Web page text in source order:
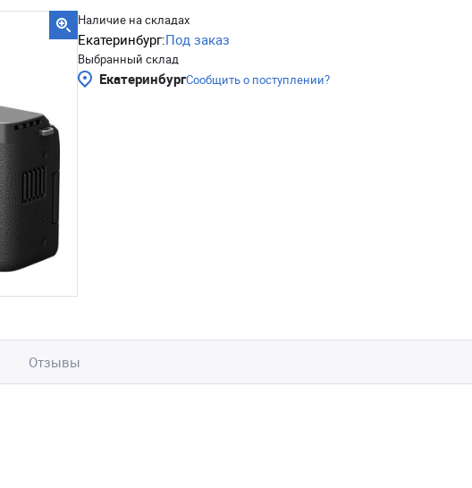
Наличие на складах
Екатеринбург:Под заказ
Выбранный склад
ЕкатеринбургСообщить о поступлении?
Отзывы